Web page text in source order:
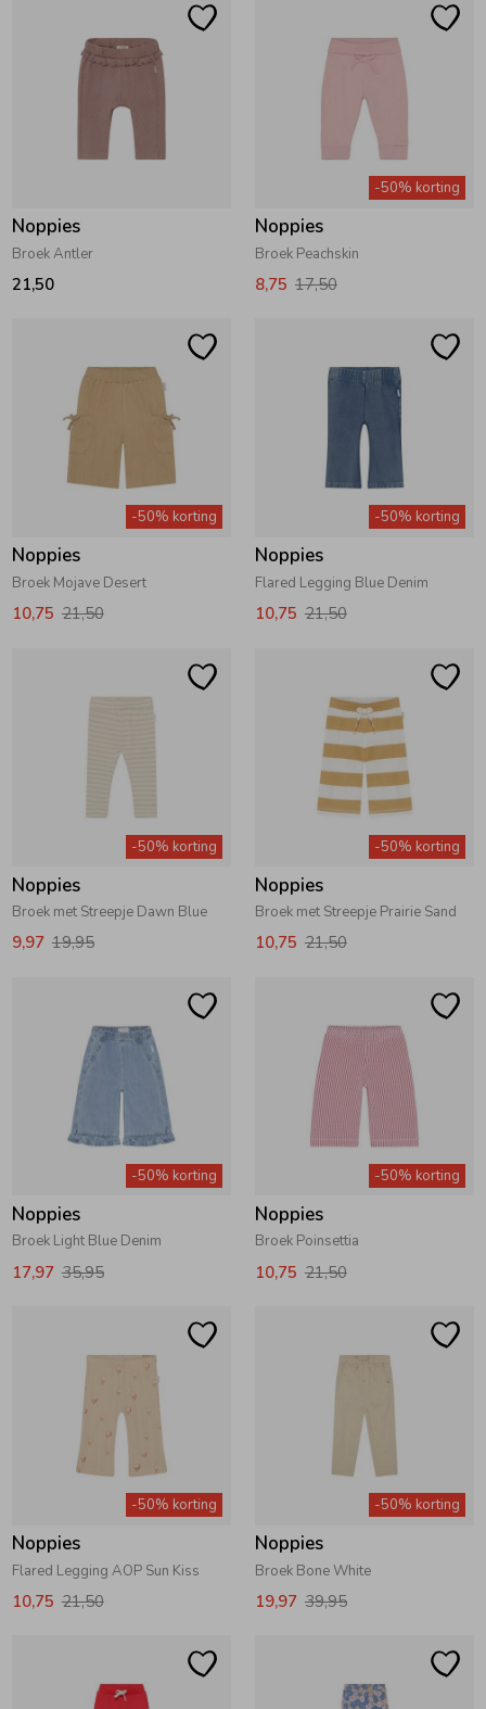
Noppies
Broek Antler
21,50
-50% korting
Noppies
Broek Peachskin
8,75 17,50
-50% korting
Noppies
Broek Mojave Desert
10,75 21,50
-50% korting
Noppies
Flared Legging Blue Denim
10,75 21,50
-50% korting
Noppies
Broek met Streepje Dawn Blue
9,97 19,95
-50% korting
Noppies
Broek met Streepje Prairie Sand
10,75 21,50
-50% korting
Noppies
Broek Light Blue Denim
17,97 35,95
-50% korting
Noppies
Broek Poinsettia
10,75 21,50
-50% korting
Noppies
Flared Legging AOP Sun Kiss
10,75 21,50
-50% korting
Noppies
Broek Bone White
19,97 39,95